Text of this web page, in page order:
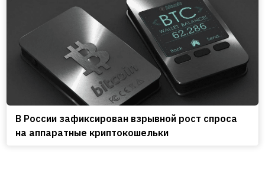
В России зафиксирован взрывной рост спроса
на аппаратные криптокошельки